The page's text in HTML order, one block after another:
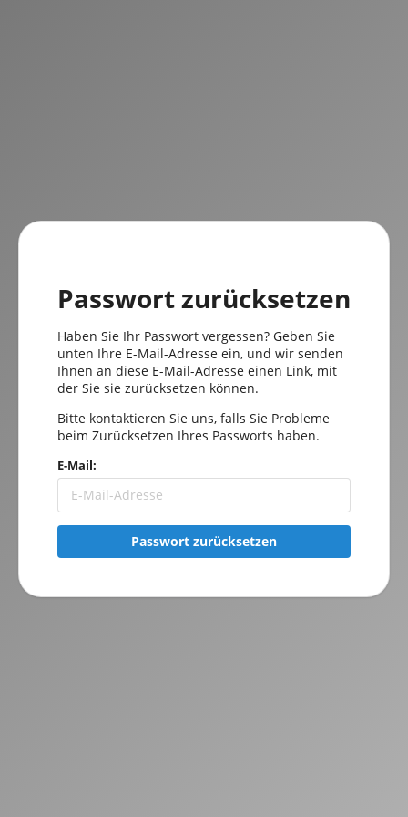
Passwort zurücksetzen
Haben Sie Ihr Passwort vergessen? Geben Sie
unten Ihre E-Mail-Adresse ein, und wir senden
Ihnen an diese E-Mail-Adresse einen Link, mit
der Sie sie zurücksetzen können.
Bitte kontaktieren Sie uns, falls Sie Probleme
beim Zurücksetzen Ihres Passworts haben.
E-Mail:
Passwort zurücksetzen